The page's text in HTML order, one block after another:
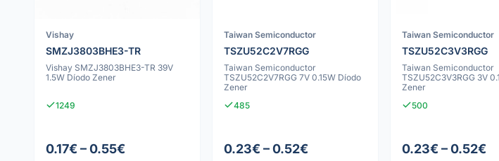
Vishay
SMZJ3803BHE3-TR
Vishay SMZJ3803BHE3-TR 39V
1.5W Díodo Zener
1249
0.17€ – 0.55€
Taiwan Semiconductor
TSZU52C2V7RGG
Taiwan Semiconductor
TSZU52C2V7RGG 7V 0.15W Díodo
Zener
485
0.23€ – 0.52€
Taiwan Semiconductor
TSZU52C3V3RGG
Taiwan Semiconductor
TSZU52C3V3RGG 3V
Zener
500
0.23€ – 0.52€